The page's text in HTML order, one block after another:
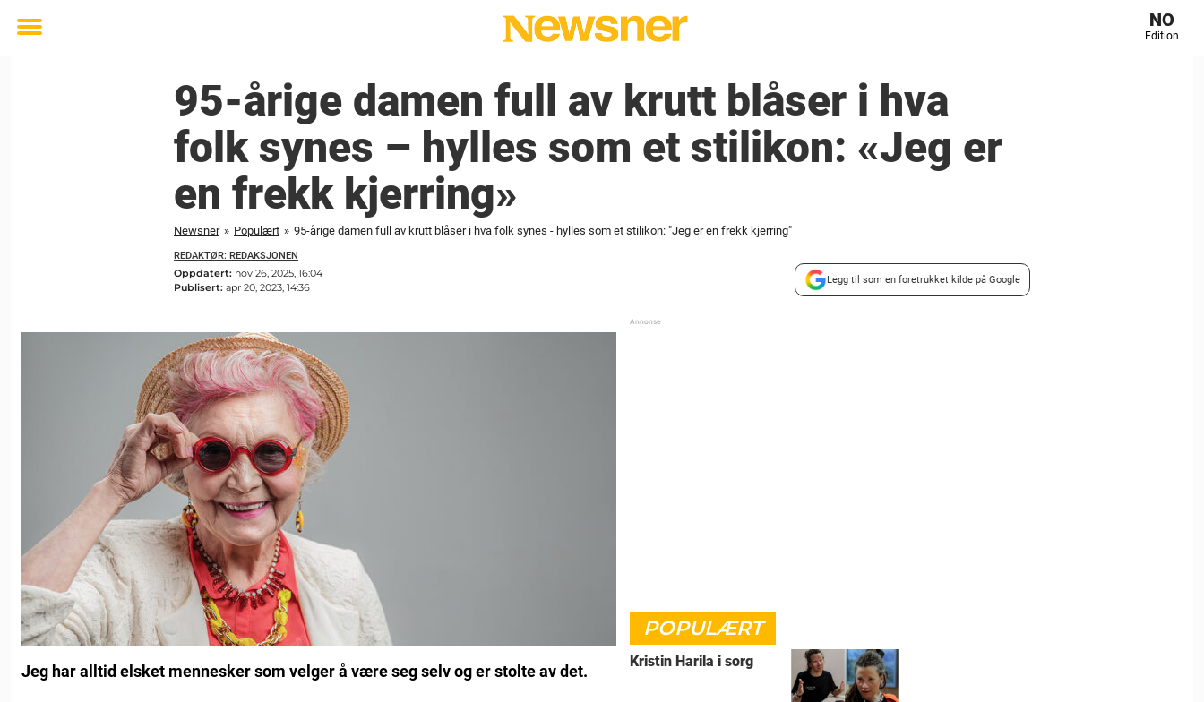
Toggle
NO
Edition
95-årige damen full av krutt blåser i hva
folk synes – hylles som et stilikon: «Jeg er
en frekk kjerring»
Newsner » Populært » 95-årige damen full av krutt blåser i hva folk synes - hylles som et stilikon: "Jeg er en frekk kjerring"
REDAKTØR: REDAKSJONEN
Oppdatert: nov 26, 2025, 16:04
Publisert: apr 20, 2023, 14:36
Legg til som en foretrukket kilde på Google
Jeg har alltid elsket mennesker som velger å være seg selv og er stolte av det.
POPULÆRT
Kristin Harila i sorg